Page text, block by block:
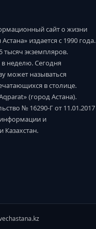
сайт о жизни
издается с 1990 года.
тысяч экземпляров.
неделю. Сегодня
может называться
в столице.
(город Астана).
№ 16290-Г от 11.01.2017
и
Казахстан.